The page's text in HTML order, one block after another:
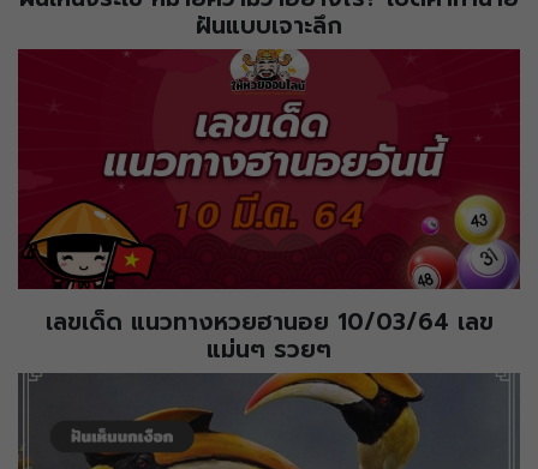
ฝันแบบเจาะลึก
เลขเด็ด แนวทางหวยฮานอย 10/03/64 เลข
แม่นๆ รวยๆ